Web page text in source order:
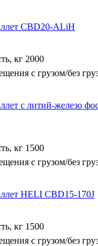
CBD20-ALiH
кг 2000
с грузом/без
с литий-железо
кг 1500
с грузом/без
HELI CBD15-170J
кг 1500
с грузом/без